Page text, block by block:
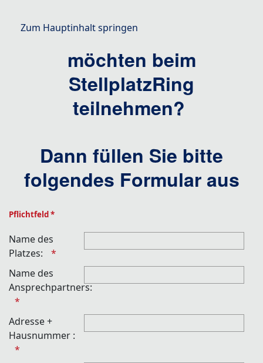
Zum Hauptinhalt springen
Sie sind Platzbesitzer und
möchten beim
StellplatzRing
teilnehmen?
Dann füllen Sie bitte
folgendes Formular aus
Pflichtfeld *
Name des
Platzes:
Name des
Ansprechpartners:
Adresse +
Hausnummer :